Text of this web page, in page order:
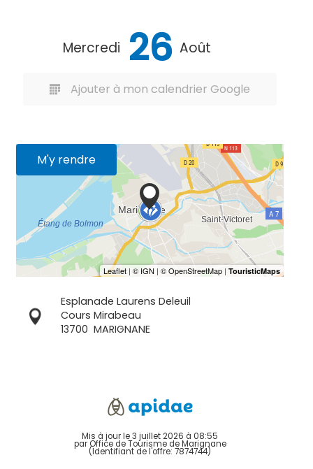
Mercredi 26 Août
Ajouter à mon calendrier Google
M'y rendre
Esplanade Laurens Deleuil
Cours Mirabeau
13700 MARIGNANE
Mis à jour le 3 juillet 2026 à 08:55
par Office de Tourisme de Marignane
(Identifiant de l'offre: 7874744)